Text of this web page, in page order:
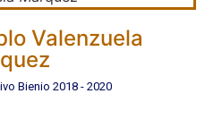
Valenzuela
Bienio 2018 - 2020